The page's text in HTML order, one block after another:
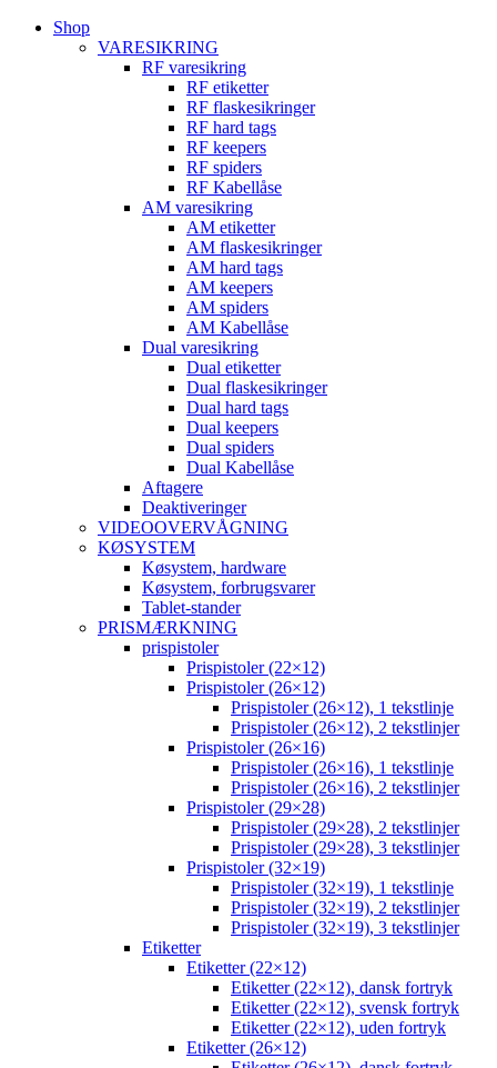
Shop
VARESIKRING
RF varesikring
RF etiketter
RF flaskesikringer
RF hard tags
RF keepers
RF spiders
RF Kabellåse
AM varesikring
AM etiketter
AM flaskesikringer
AM hard tags
AM keepers
AM spiders
AM Kabellåse
Dual varesikring
Dual etiketter
Dual flaskesikringer
Dual hard tags
Dual keepers
Dual spiders
Dual Kabellåse
Aftagere
Deaktiveringer
VIDEOOVERVÅGNING
KØSYSTEM
Køsystem, hardware
Køsystem, forbrugsvarer
Tablet-stander
PRISMÆRKNING
prispistoler
Prispistoler (22×12)
Prispistoler (26×12)
Prispistoler (26×12), 1 tekstlinje
Prispistoler (26×12), 2 tekstlinjer
Prispistoler (26×16)
Prispistoler (26×16), 1 tekstlinje
Prispistoler (26×16), 2 tekstlinjer
Prispistoler (29×28)
Prispistoler (29×28), 2 tekstlinjer
Prispistoler (29×28), 3 tekstlinjer
Prispistoler (32×19)
Prispistoler (32×19), 1 tekstlinje
Prispistoler (32×19), 2 tekstlinjer
Prispistoler (32×19), 3 tekstlinjer
Etiketter
Etiketter (22×12)
Etiketter (22×12), dansk fortryk
Etiketter (22×12), svensk fortryk
Etiketter (22×12), uden fortryk
Etiketter (26×12)